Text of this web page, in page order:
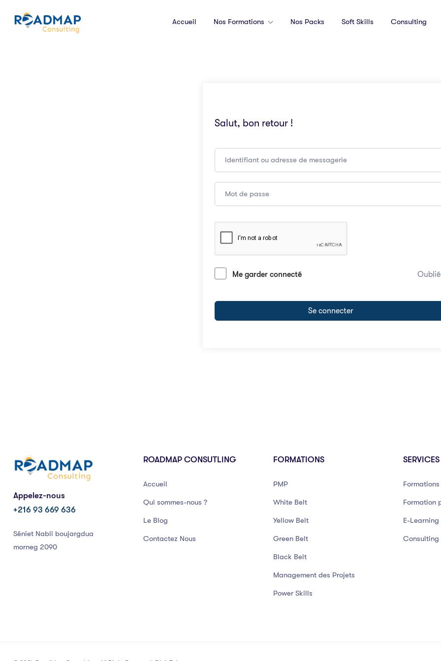
Accueil Nos Formations Nos Packs Soft Skills Consulting
Salut, bon retour !
Me garder connecté
Se connecter
Appelez-nous
+216 93 669 636
Séniet Nabli boujargdua
morneg 2090
ROADMAP CONSUTLING
Accueil
Qui sommes-nous ?
Le Blog
Contactez Nous
FORMATIONS
PMP
White Belt
Yellow Belt
Green Belt
Black Belt
Management des Projets
Power Skills
SERVICES
Formation
E-Learning
Consulting